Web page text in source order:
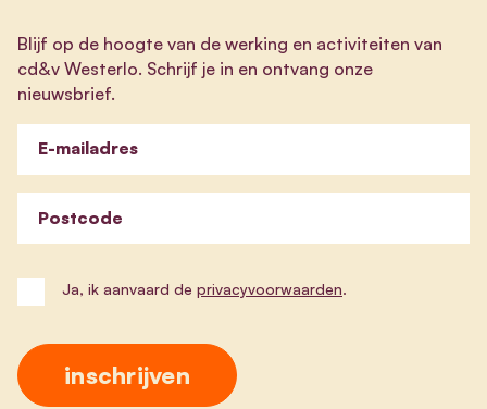
Blijf op de hoogte van de werking en activiteiten van
cd&v Westerlo. Schrijf je in en ontvang onze
nieuwsbrief.
E-mailadres
Postcode
Ja, ik aanvaard de privacyvoorwaarden.